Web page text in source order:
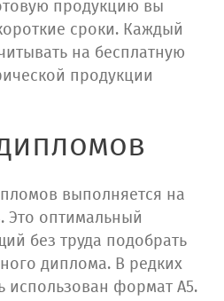
продукцию вы
сроки. Каждый
на бесплатную
продукции
выполняется на
Это оптимальный
без труда подобрать
диплома. В редких
использован формат А5.